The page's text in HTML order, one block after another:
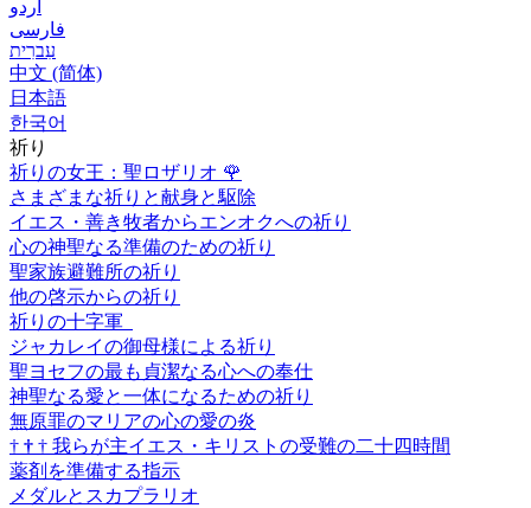
اردو
فارسی
עִברִית
中文 (简体)
日本語
한국어
祈り
祈りの女王：聖ロザリオ 🌹
さまざまな祈りと献身と駆除
イエス・善き牧者からエンオクへの祈り
心の神聖なる準備のための祈り
聖家族避難所の祈り
他の啓示からの祈り
祈りの十字軍
ジャカレイの御母様による祈り
聖ヨセフの最も貞潔なる心への奉仕
神聖なる愛と一体になるための祈り
無原罪のマリアの心の愛の炎
† † † 我らが主イエス・キリストの受難の二十四時間
薬剤を準備する指示
メダルとスカプラリオ